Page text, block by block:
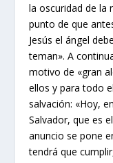
la oscuridad de la
punto de que
Jesús el ángel
teman». A
motivo de «gran
ellos y para todo
salvación: «Hoy,
Salvador, que es
anuncio se pone
tendrá que